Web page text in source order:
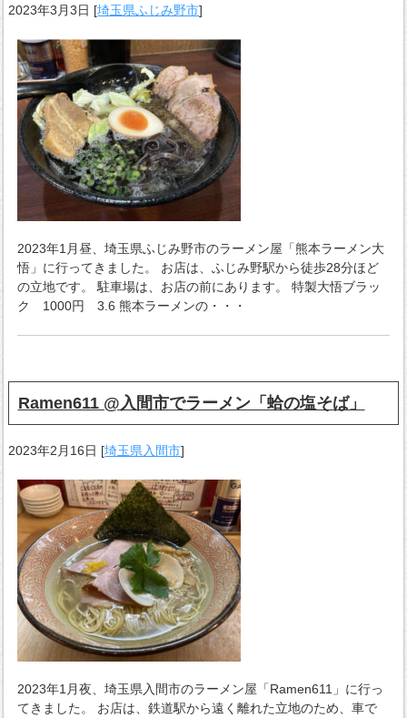
2023年3月3日 [埼玉県ふじみ野市]
2023年1月昼、埼玉県ふじみ野市のラーメン屋「熊本ラーメン大
悟」に行ってきました。 お店は、ふじみ野駅から徒歩28分ほど
の立地です。 駐車場は、お店の前にあります。 特製大悟ブラッ
ク 1000円 3.6 熊本ラーメンの・・・
Ramen611 @入間市でラーメン「蛤の塩そば」
2023年2月16日 [埼玉県入間市]
2023年1月夜、埼玉県入間市のラーメン屋「Ramen611」に行っ
てきました。 お店は、鉄道駅から遠く離れた立地のため、車で